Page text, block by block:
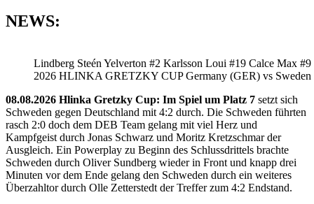
NEWS:
Lindberg Steén Yelverton #2 Karlsson Loui #19 Calce Max #9
2026 HLINKA GRETZKY CUP Germany (GER) vs Sweden
08.08.2026 Hlinka Gretzky Cup: Im Spiel um Platz 7 setzt sich
Schweden gegen Deutschland mit 4:2 durch. Die Schweden führten
rasch 2:0 doch dem DEB Team gelang mit viel Herz und
Kampfgeist durch Jonas Schwarz und Moritz Kretzschmar der
Ausgleich. Ein Powerplay zu Beginn des Schlussdrittels brachte
Schweden durch Oliver Sundberg wieder in Front und knapp drei
Minuten vor dem Ende gelang den Schweden durch ein weiteres
Überzahltor durch Olle Zetterstedt der Treffer zum 4:2 Endstand.